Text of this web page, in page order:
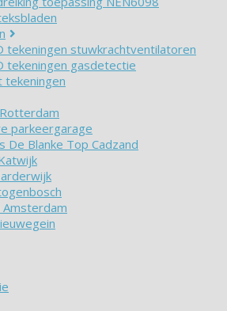
tekeningen stuwkrachtventilatoren
tekeningen gasdetectie
tekeningen
parkeergarage
De Blanke Top Cadzand